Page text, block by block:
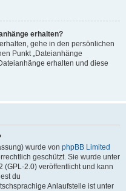
erhalten?
gehe in den persönlichen
Punkt „Dateianhänge
erhalten und diese
wurde von phpBB Limited
geschützt. Sie wurde unter
(GPL-2.0) veröffentlicht und kann
du
Anlaufstelle ist unter